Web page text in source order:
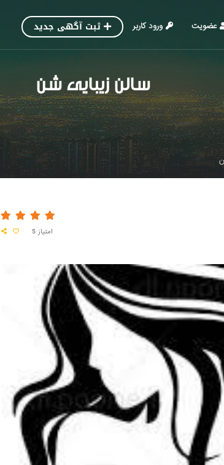
عضویت ورود کاربر ثبت آگهی جدید
سالن زیبایی شن
امتیاز 5